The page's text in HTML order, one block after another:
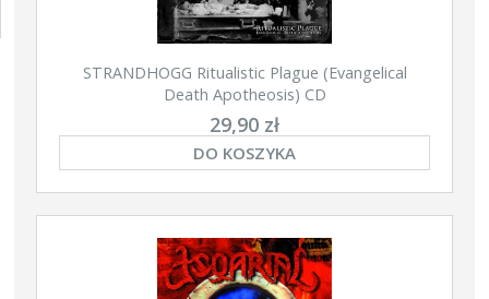
STRANDHOGG Ritualistic Plague (Evangelical
Death Apotheosis) CD
29,90 zł
DO KOSZYKA